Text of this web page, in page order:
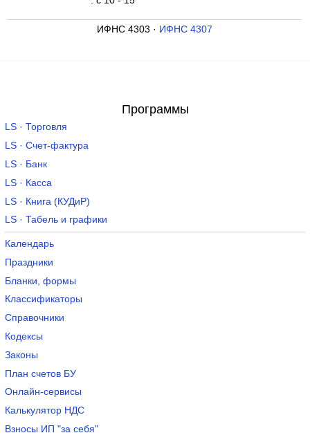
ИФНС 4303 · ИФНС 4307
Программы
LS · Торговля
LS · Счет-фактура
LS · Банк
LS · Касса
LS · Книга (КУДиР)
LS · Табель и графики
Календарь
Праздники
Бланки, формы
Классификаторы
Справочники
Кодексы
Законы
План счетов БУ
Онлайн-сервисы
Калькулятор НДС
Взносы ИП "за себя"